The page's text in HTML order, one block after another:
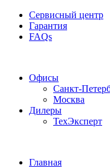
Сервисный центр
Гарантия
FAQs
Офисы
Санкт-
Москва
Дилеры
ТехЭксперт
Главная